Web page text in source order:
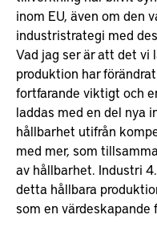
inom EU, även om den
industristrategi med
Vad jag ser är att det vi
produktion har
fortfarande viktigt och
laddas med en del nya
hållbarhet utifrån
med mer, som
av hållbarhet. Industri
detta hållbara
som en värdeskapande